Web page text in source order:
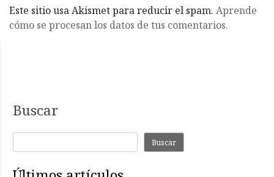
Este sitio usa Akismet para reducir el spam. Aprende
cómo se procesan los datos de tus comentarios.
Buscar
Buscar